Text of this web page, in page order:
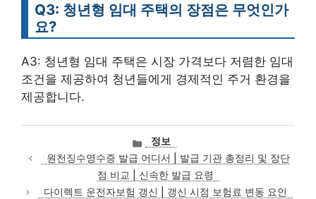
Q3: 청년형 임대 주택의 장점은 무엇인가
요?
A3: 청년형 임대 주택은 시장 가격보다 저렴한 임대
조건을 제공하여 청년들에게 경제적인 주거 환경을
제공합니다.
카
테
고
리
정보
원천징수영수증 발급 어디서 | 발급 기관 총정리 및 장단
점 비교 | 신속한 발급 요령
다이렉트 운전자보험 갱신 | 갱신 시점 보험료 변동 요인